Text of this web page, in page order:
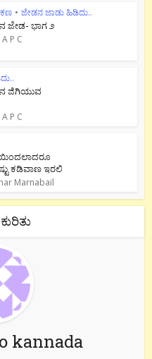
• ಜೇಡನ ಜಾಡು ಹಿಡಿದು..
ಭಾಗ ೨
P C
ಜಿಗಿಯುವ
P C
ಕಡಿವಾಣ ಇರಲಿ
Marnabail
kannada